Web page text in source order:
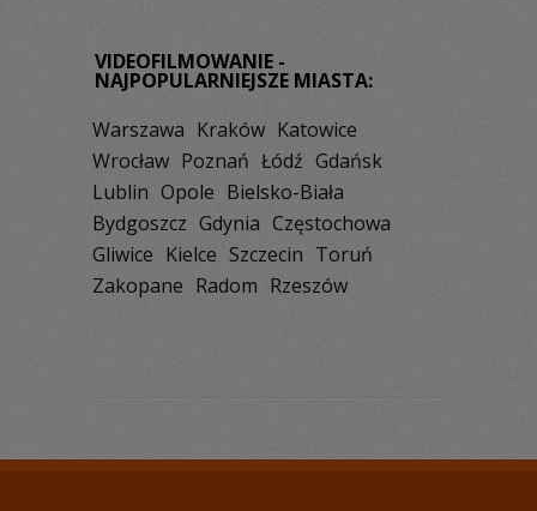
VIDEOFILMOWANIE -
NAJPOPULARNIEJSZE MIASTA:
Warszawa Kraków Katowice
Wrocław Poznań Łódź Gdańsk
Lublin Opole Bielsko-Biała
Bydgoszcz Gdynia Częstochowa
Gliwice Kielce Szczecin Toruń
Zakopane Radom Rzeszów